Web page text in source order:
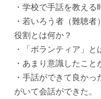
・学校で手話を教える
・若いろう者（難聴者
役割とは何か？
・「ボランティア」と
・あまり意識したこと
・手話ができて良か
がいて会話ができた。